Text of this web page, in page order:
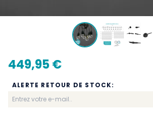
449,95 €
ALERTE RETOUR DE STOCK: